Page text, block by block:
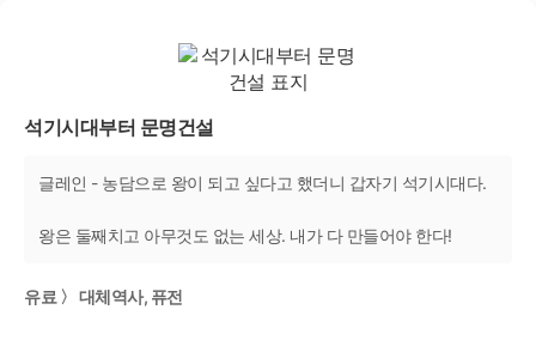
석기시대부터 문명건설
글레인 - 농담으로 왕이 되고 싶다고 했더니 갑자기 석기시대다.
왕은 둘째치고 아무것도 없는 세상. 내가 다 만들어야 한다!
유료 〉 대체역사, 퓨전